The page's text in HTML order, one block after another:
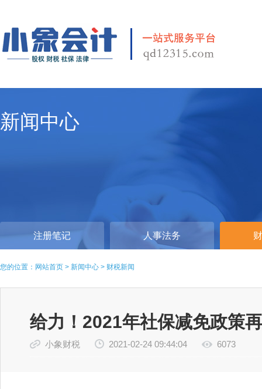
新闻中心
注册笔记 人事法务
您的位置： 网站首页 > 新闻中心 > 财税新闻
给力！2021年社保减免政策
小象财税 2021-02-24 09:44:04 6073